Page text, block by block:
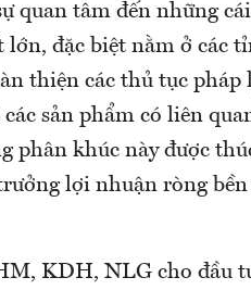
quan tâm đến những
lớn, đặc biệt nằm ở các
thiện các thủ tục pháp
sản phẩm có liên
phân khúc này được
lợi nhuận ròng
KDH, NLG cho đầu